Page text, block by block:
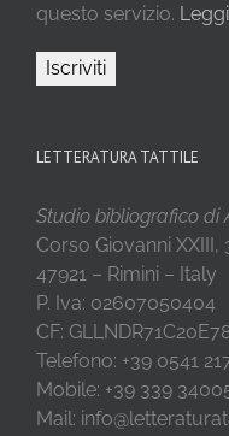
questo servizio.
LETTERATURA TATTILE
Studio bibliografico di
Corso Giovanni XXIII,
47921 – Rimini – Italy
P. Iva: 02607050404
CF:
Telefono: +39 0541
Mobile: +39 339
Mail: